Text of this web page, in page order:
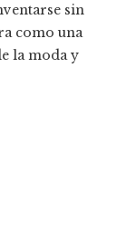
sin
como una
la moda y